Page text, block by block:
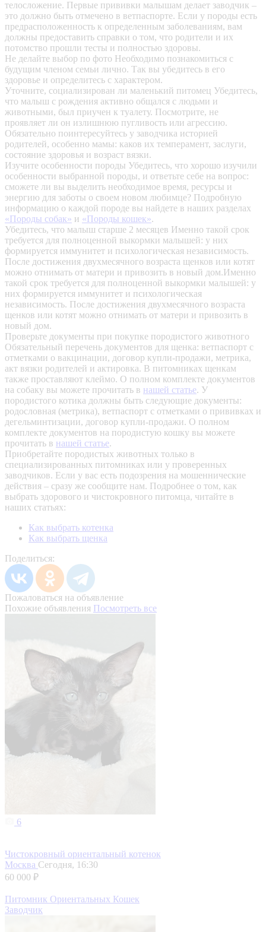
телосложение. Первые прививки малышам делает заводчик –
это должно быть отмечено в ветпаспорте. Если у породы есть
предрасположенность к определенным заболеваниям, вам
должны предоставить справки о том, что родители и их
потомство прошли тесты и полностью здоровы.
Не делайте выбор по фото Необходимо познакомиться с
будущим членом семьи лично. Так вы убедитесь в его
здоровье и определитесь с характером.
Уточните, социализирован ли маленький питомец Убедитесь,
что малыш с рождения активно общался с людьми и
животными, был приучен к туалету. Посмотрите, не
проявляет ли он излишнюю пугливость или агрессию.
Обязательно поинтересуйтесь у заводчика историей
родителей, особенно мамы: каков их темперамент, заслуги,
состояние здоровья и возраст вязки.
Изучите особенности породы Убедитесь, что хорошо изучили
особенности выбранной породы, и ответьте себе на вопрос:
сможете ли вы выделить необходимое время, ресурсы и
энергию для заботы о своем новом любимце? Подробную
информацию о каждой породе вы найдете в наших разделах
«Породы собак» и «Породы кошек».
Убедитесь, что малыш старше 2 месяцев Именно такой срок
требуется для полноценной выкормки малышей: у них
формируется иммунитет и психологическая независимость.
После достижения двухмесячного возраста щенков или котят
можно отнимать от матери и привозить в новый дом.Именно
такой срок требуется для полноценной выкормки малышей: у
них формируется иммунитет и психологическая
независимость. После достижения двухмесячного возраста
щенков или котят можно отнимать от матери и привозить в
новый дом.
Проверьте документы при покупке породистого животного
Обязательный перечень документов для щенка: ветпаспорт с
отметками о вакцинации, договор купли-продажи, метрика,
акт вязки родителей и актировка. В питомниках щенкам
также проставляют клеймо. О полном комплекте документов
на собаку вы можете прочитать в нашей статье. У
породистого котика должны быть следующие документы:
родословная (метрика), ветпаспорт с отметками о прививках и
дегельминтизации, договор купли-продажи. О полном
комплекте документов на породистую кошку вы можете
прочитать в нашей статье.
Приобретайте породистых животных только в
специализированных питомниках или у проверенных
заводчиков. Если у вас есть подозрения на мошеннические
действия – сразу же сообщите нам. Подробнее о том, как
выбрать здорового и чистокровного питомца, читайте в
наших статьях:
Как выбрать котенка
Как выбрать щенка
Поделиться:
Пожаловаться на объявление
Похожие объявления Посмотреть все
6
Чистокровный ориентальный котенок
Москва Сегодня, 16:30
60 000 ₽
Питомник Ориентальных Кошек
Заводчик